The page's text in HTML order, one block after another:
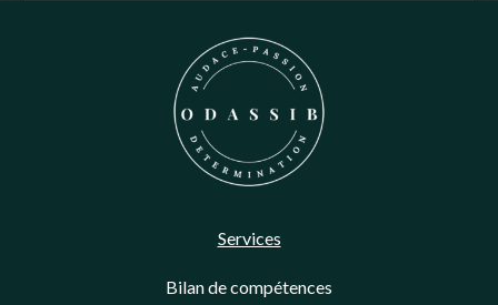
Services
Bilan de compétences